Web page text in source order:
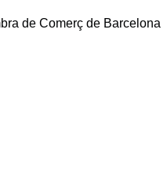
de Comerç de Barcelona